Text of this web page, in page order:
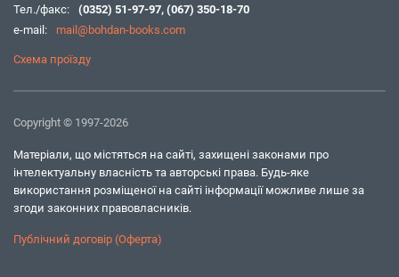
Тел./факс:
(0352) 51-97-97, (067) 350-18-70
e-mail:
mail@bohdan-books.com
Схема проїзду
Copyright © 1997-2026
Матеріали, що містяться на сайті, захищені законами про
інтелектуальну власність та авторські права. Будь-яке
використання розміщеної на сайті інформації можливе лише за
згоди законних правовласників.
Публічний договір (Оферта)